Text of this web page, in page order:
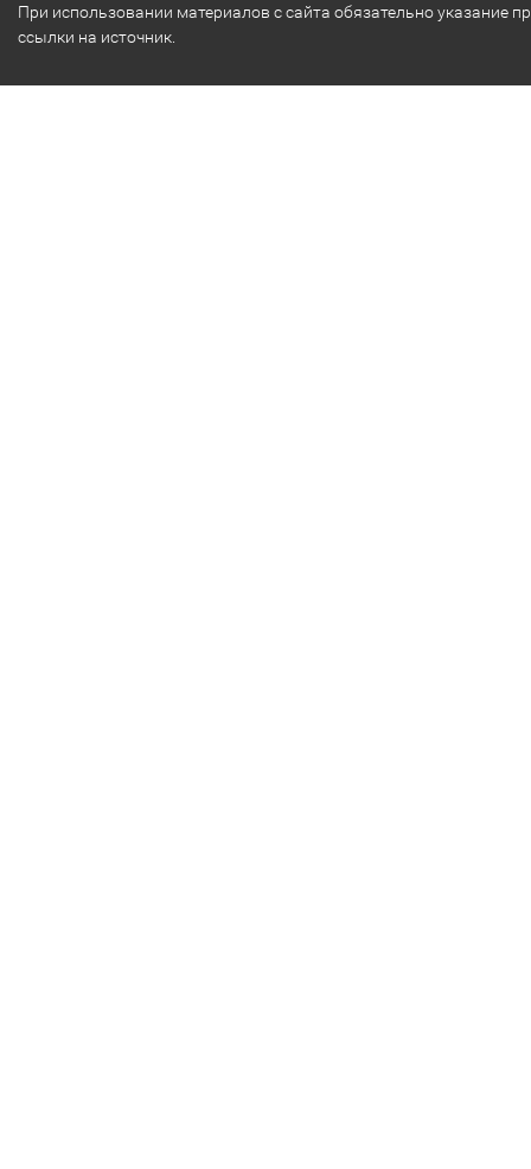
При использовании материалов с сайта обязательно указание
ссылки на источник.